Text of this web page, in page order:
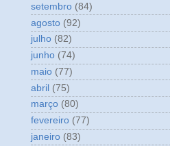
setembro (84)
agosto (92)
julho (82)
junho (74)
maio (77)
abril (75)
março (80)
fevereiro (77)
janeiro (83)